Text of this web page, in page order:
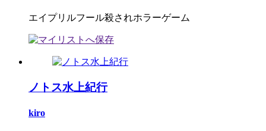
エイプリルフール殺されホラーゲーム
ノトス水上紀行
kiro